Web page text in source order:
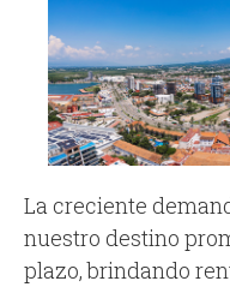
La creciente
nuestro destino
plazo, brindando